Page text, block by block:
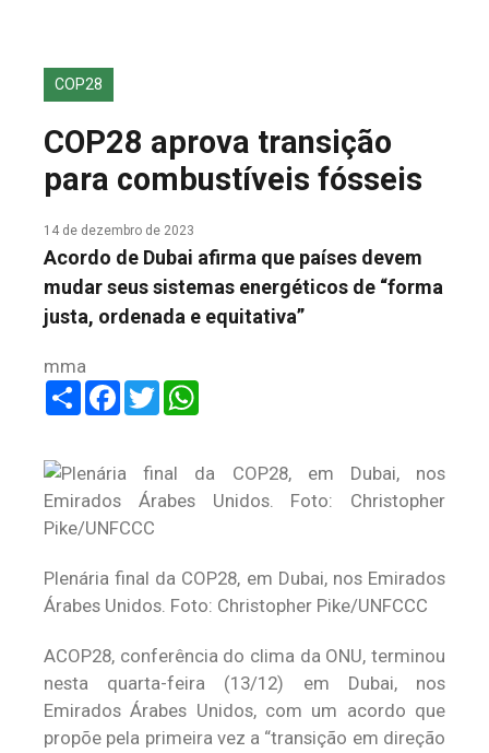
EDIÇÕES ANTERIORES
FALE CONOSCO
COP28
COP28 aprova transição
para combustíveis fósseis
14 de dezembro de 2023
Acordo de Dubai afirma que países devem
mudar seus sistemas energéticos de “forma
justa, ordenada e equitativa”
mma
ShareFacebook
Twitter
Plenária final da COP28, em Dubai, nos Emirados
Árabes Unidos. Foto: Christopher Pike/UNFCCC
ACOP28, conferência do clima da ONU, terminou
nesta quarta-feira (13/12) em Dubai, nos
Emirados Árabes Unidos, com um acordo que
propõe pela primeira vez a “transição em direção